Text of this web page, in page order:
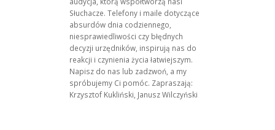
Słuchacze. Telefony i maile dotyczące
absurdów dnia codziennego,
niesprawiedliwości czy błędnych
decyzji urzędników, inspirują nas do
reakcji i czynienia życia łatwiejszym.
Napisz do nas lub zadzwoń, a my
spróbujemy Ci pomóc. Zapraszają:
Krzysztof Kukliński, Janusz Wilczyński